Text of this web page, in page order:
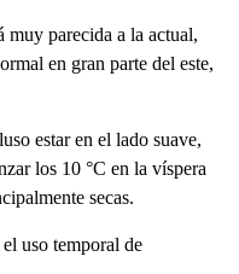
muy parecida a la actual,
en gran parte del este,
estar en el lado suave,
los 10 °C en la víspera
secas.
uso temporal de